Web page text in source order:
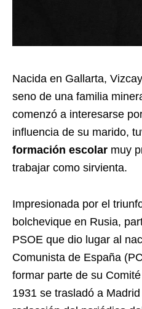
Nacida en Gallarta,
seno de una familia
comenzó a interesarse
influencia de su marido,
formación escolar muy
trabajar como sirvienta.
Impresionada por el
bolchevique en Rusia,
PSOE que dio lugar al
Comunista de España
formar parte de su
1931 se trasladó a